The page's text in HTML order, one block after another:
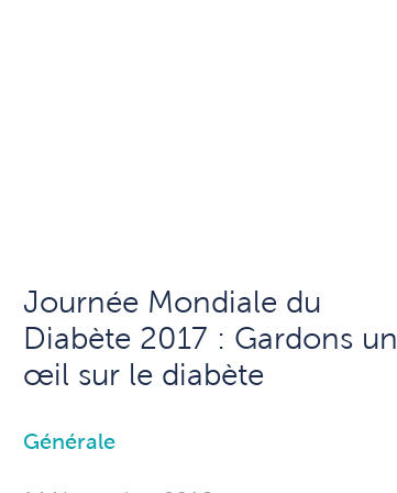
Journée Mondiale du
Diabète 2017 : Gardons un
œil sur le diabète
Générale